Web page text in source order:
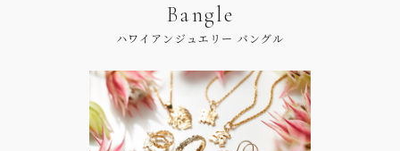
Bangle
ハワイアンジュエリー バングル